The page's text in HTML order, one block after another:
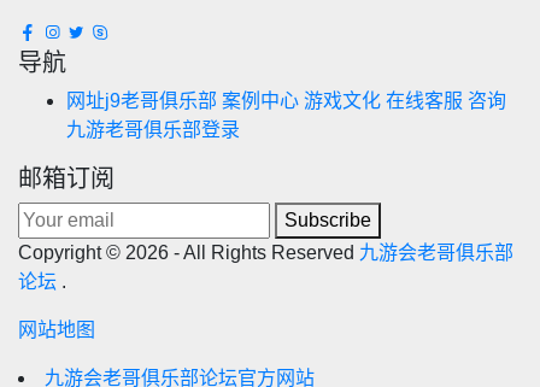
导航
网址j9老哥俱乐部 案例中心 游戏文化 在线客服 咨询
九游老哥俱乐部登录
邮箱订阅
Subscribe
Copyright © 2026 - All Rights Reserved 九游会老哥俱乐部
论坛 .
网站地图
九游会老哥俱乐部论坛官方网站